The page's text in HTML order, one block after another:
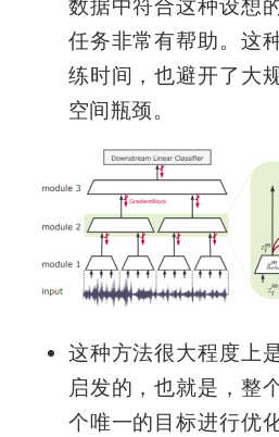
数据中符合这种设想
任务非常有帮助。这
练时间，也避开了大
空间瓶颈。
这种方法很大程度上
启发的，也就是，整
个唯一的目标进行优